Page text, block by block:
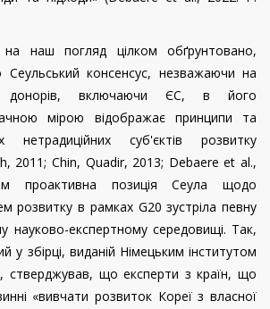
на наш погляд цілком обґрунтовано,
консенсус, незважаючи на
донорів, включаючи ЄС, в його
мірою відображає принципи та
нетрадиційних суб'єктів розвитку
, 2011; Chin, Quadir, 2013; Debaere et al.,
проактивна позиція Сеула щодо
розвитку в рамках G20 зустріла певну
науково-експертному середовищі. Так,
у збірці, виданій Німецьким інститутом
стверджував, що експерти з країн, що
«вивчати розвиток Кореї з власної